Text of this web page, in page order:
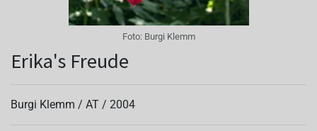
Foto: Burgi Klemm
Erika's Freude
Burgi Klemm / AT / 2004